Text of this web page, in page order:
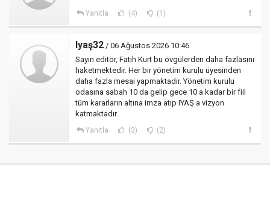
Yanıtla (4) (1)
Iyaş32 / 06 Ağustos 2026 10:46
Sayın editör, Fatih Kurt bu övgülerden daha fazlasını
haketmektedir. Her bir yönetim kurulu üyesinden
daha fazla mesai yapmaktadır. Yönetim kurulu
odasına sabah 10 da gelip gece 10 a kadar bir fiil
tüm kararların altına imza atıp IYAŞ a vizyon
katmaktadır.
Yanıtla (3) (2)